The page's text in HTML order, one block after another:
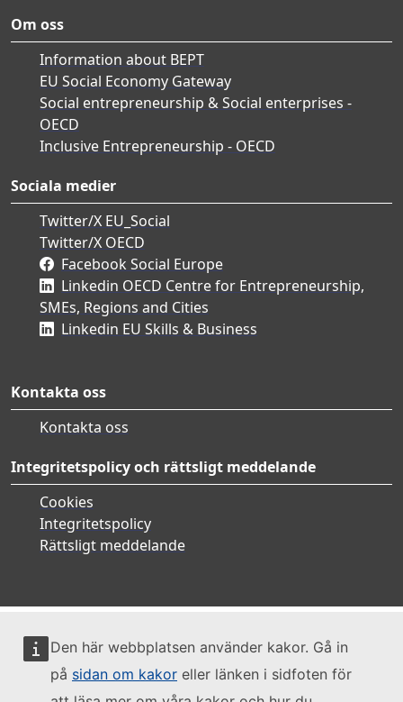
Den här webbplatsen använder kakor. Gå in
på sidan om kakor eller länken i sidfoten för
Om oss
Information about BEPT
EU Social Economy Gateway
Social entrepreneurship & Social enterprises -
OECD
Inclusive Entrepreneurship - OECD
Sociala medier
Twitter/X EU_Social
Twitter/X OECD
Facebook Social Europe
Linkedin OECD Centre for Entrepreneurship,
SMEs, Regions and Cities
Linkedin EU Skills & Business
Kontakta oss
Kontakta oss
Integritetspolicy och rättsligt meddelande
Cookies
Integritetspolicy
Rättsligt meddelande